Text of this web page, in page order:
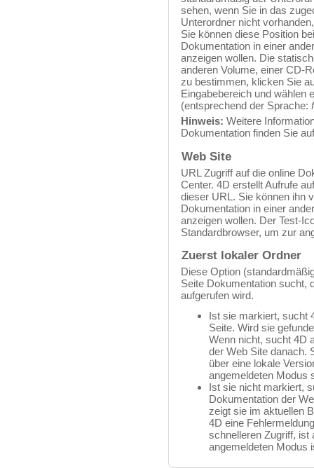
sehen, wenn Sie in das
Unterordner nicht
Sie können diese Position
Dokumentation in einer
anzeigen wollen. Die
anderen Volume, einer CD-
zu bestimmen, klicken Sie
Eingabebereich und wählen
(entsprechend der Sprache:
Hinweis: Weitere
Dokumentation finden Sie
Web Site
URL Zugriff auf die online
Center. 4D erstellt Aufrufe
dieser URL. Sie können ihn
Dokumentation in einer
anzeigen wollen. Der Test-
Standardbrowser, um zur
Zuerst lokaler Ordner
Diese Option
Seite Dokumentation sucht,
aufgerufen wird.
Ist sie markiert, sucht
Seite. Wird sie
Wenn nicht, sucht 4D
der Web Site danach.
über eine lokale
angemeldeten Modus
Ist sie nicht markiert,
Dokumentation der
zeigt sie im aktuellen
4D eine
schnelleren Zugriff, ist
angemeldeten Modus